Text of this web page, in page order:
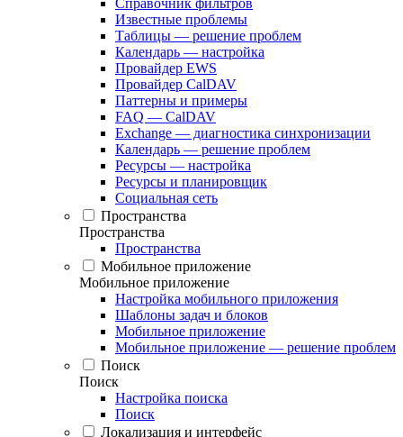
Справочник фильтров
Известные проблемы
Таблицы — решение проблем
Календарь — настройка
Провайдер EWS
Провайдер CalDAV
Паттерны и примеры
FAQ — CalDAV
Exchange — диагностика синхронизации
Календарь — решение проблем
Ресурсы — настройка
Ресурсы и планировщик
Социальная сеть
Пространства
Пространства
Пространства
Мобильное приложение
Мобильное приложение
Настройка мобильного приложения
Шаблоны задач и блоков
Мобильное приложение
Мобильное приложение — решение проблем
Поиск
Поиск
Настройка поиска
Поиск
Локализация и интерфейс